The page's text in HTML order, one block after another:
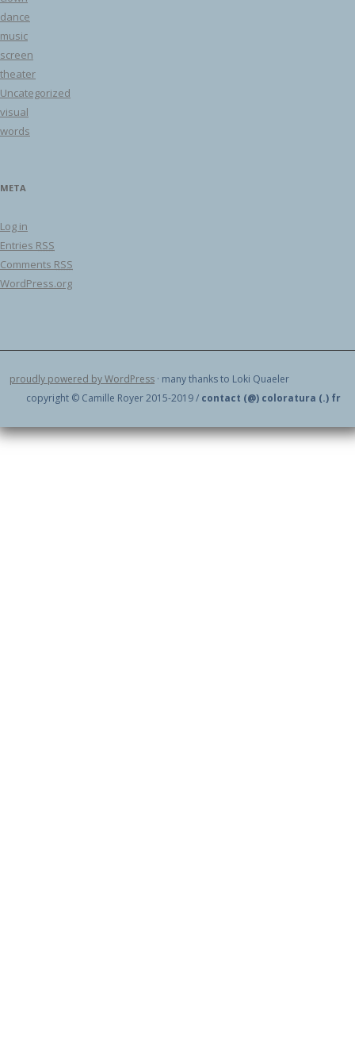
dance
music
screen
theater
Uncategorized
visual
words
META
Log in
Entries RSS
Comments RSS
WordPress.org
proudly powered by WordPress · many thanks to Loki Quaeler
copyright © Camille Royer 2015-2019 / contact (@) coloratura (.) fr